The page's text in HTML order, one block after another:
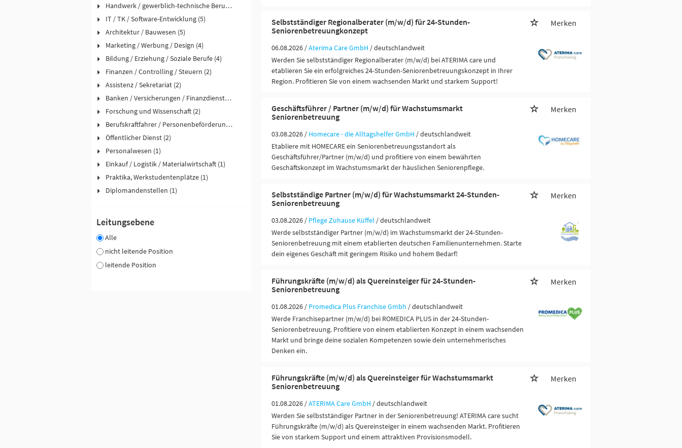
Handwerk / gewerblich-technische Berufe (6)
IT / TK / Software-Entwicklung (5)
Architektur / Bauwesen (5)
Marketing / Werbung / Design (4)
Bildung / Erziehung / Soziale Berufe (4)
Finanzen / Controlling / Steuern (2)
Assistenz / Sekretariat (2)
Banken / Versicherungen / Finanzdienstleister (2)
Forschung und Wissenschaft (2)
Berufskraftfahrer / Personenbeförderung (Land, Wasser, Luft) (2)
Öffentlicher Dienst (2)
Personalwesen (1)
Einkauf / Logistik / Materialwirtschaft (1)
Praktika, Werkstudentenplätze (1)
Diplomandenstellen (1)
Leitungsebene
Alle
nicht leitende Position
leitende Position
Selbstständiger Regionalberater (m/w/d) für 24-Stunden-
Seniorenbetreuungkonzept
Merken
06.08.2026 /Aterima Care GmbH / deutschlandweit
Werden Sie selbstständiger Regionalberater (m/w/d) bei ATERIMA care und
etablieren Sie ein erfolgreiches 24-Stunden-Seniorenbetreuungskonzept in Ihrer
Region. Profitieren Sie von einem wachsenden Markt und starkem Support!
Geschäftsführer / Partner (m/w/d) für Wachstumsmarkt
Seniorenbetreuung
Merken
03.08.2026 / Homecare - die Alltagshelfer GmbH / deutschlandweit
Etabliere mit HOMECARE ein Seniorenbetreuungsstandort als
Geschäftsführer/Partner (m/w/d) und profitiere von einem bewährten
Geschäftskonzept im Wachstumsmarkt der häuslichen Seniorenpflege.
Selbstständige Partner (m/w/d) für Wachstumsmarkt 24-Stunden-
Seniorenbetreuung
Merken
03.08.2026 / Pflege Zuhause Küffel / deutschlandweit
Werde selbstständiger Partner (m/w/d) im Wachstumsmarkt der 24-Stunden-
Seniorenbetreuung mit einem etablierten deutschen Familienunternehmen. Starte
dein eigenes Geschäft mit geringem Risiko und hohem Bedarf!
Führungskräfte (m/w/d) als Quereinsteiger für 24-Stunden-
Seniorenbetreuung
Merken
01.08.2026 / Promedica Plus Franchise Gmbh / deutschlandweit
Werde Franchisepartner (m/w/d) bei ROMEDICA PLUS in der 24-Stunden-
Seniorenbetreuung. Profitiere von einem etablierten Konzept in einem wachsenden
Markt und bringe deine sozialen Kompetenzen sowie dein unternehmerisches
Denken ein.
Führungskräfte (m/w/d) als Quereinsteiger für Wachstumsmarkt
Seniorenbetreuung
Merken
01.08.2026 /ATERIMA Care GmbH / deutschlandweit
Werden Sie selbstständiger Partner in der Seniorenbetreuung! ATERIMA care sucht
Führungskräfte (m/w/d) als Quereinsteiger in einem wachsenden Markt. Profitieren
Sie von starkem Support und einem attraktiven Provisionsmodell.